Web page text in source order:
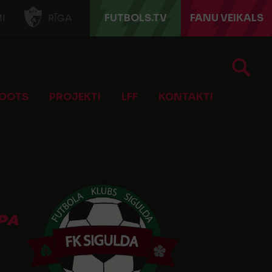
RĪGA FUTBOLS.TV FANU VEIKALS
PROJEKTI LFF KONTAKTI